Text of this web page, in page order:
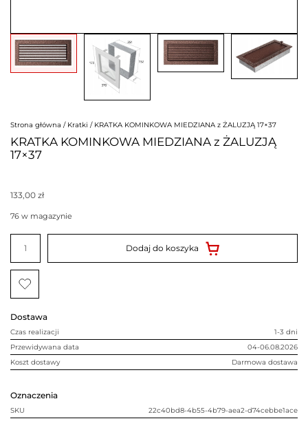
Strona główna / Kratki / KRATKA KOMINKOWA MIEDZIANA z ŻALUZJĄ 17×37
KRATKA KOMINKOWA MIEDZIANA z ŻALUZJĄ
17×37
Dostawa
Czas realizacji
1-3 dni
Przewidywana data
04-06.08.2026
Koszt dostawy
Darmowa dostawa
Oznaczenia
SKU 22c40bd8-4b55-4b79-aea2-d74cebbe1ace
133,00 zł
76 w magazynie
ilość
KRATKA
MIEDZIANA
z
ŻALUZJĄ
17x37
Dodaj do koszyka